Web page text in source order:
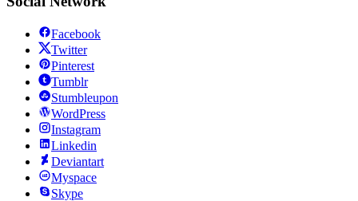
Facebook
Twitter
Pinterest
Tumblr
Stumbleupon
WordPress
Instagram
Linkedin
Deviantart
Myspace
Skype